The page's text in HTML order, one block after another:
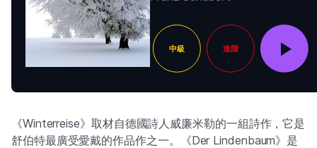
中級 進階
《Winterreise》取材自德國詩人威廉米勒的一組詩作，它是
舒伯特最廣受愛戴的作品作之一。《Der Lindenbaum》是